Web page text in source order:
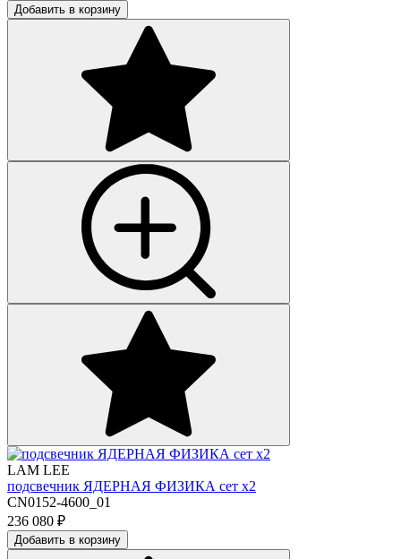
Добавить в корзину
LAM LEE
подсвечник ЯДЕРНАЯ ФИЗИКА сет х2
CN0152-4600_01
236 080 ₽
Добавить в корзину